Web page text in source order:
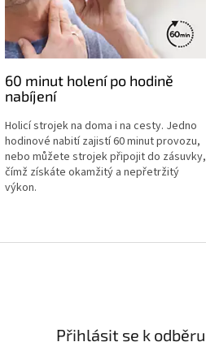
60 minut holení po hodině
nabíjení
Holicí strojek na doma i na cesty. Jedno
hodinové nabití zajistí 60 minut provozu,
nebo můžete strojek připojit do zásuvky,
čímž získáte okamžitý a nepřetržitý
výkon.
Přihlásit se k odběru